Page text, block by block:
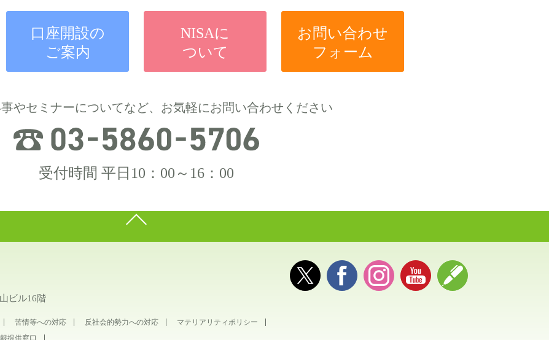
口座開設の
ご案内
NISAに
ついて
お問い合わせ
フォーム
やセミナーについてなど、お気軽にお問い合わせください
受付時間 平日10：00～16：00
ビル16階
苦情等への対応 反社会的勢力への対応
マテリアリティポリシー
提供窓口